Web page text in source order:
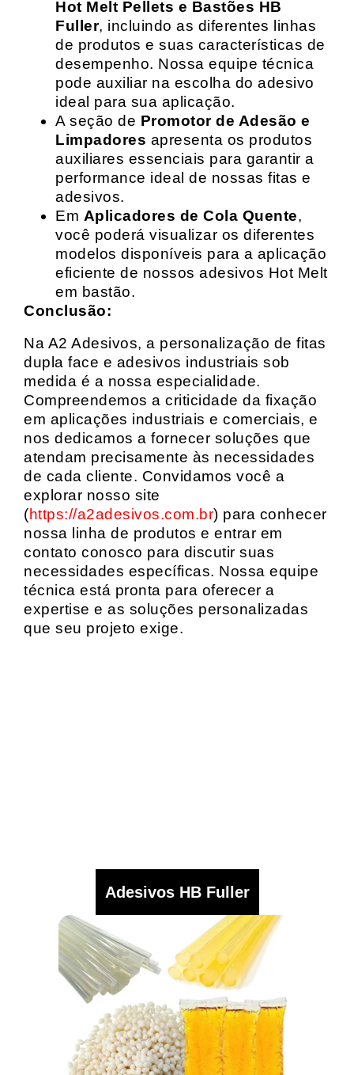
Hot Melt Pellets e Bastões HB
Fuller, incluindo as diferentes linhas
de produtos e suas características de
desempenho. Nossa equipe técnica
pode auxiliar na escolha do adesivo
ideal para sua aplicação.
A seção de Promotor de Adesão e
Limpadores apresenta os produtos
auxiliares essenciais para garantir a
performance ideal de nossas fitas e
adesivos.
Em Aplicadores de Cola Quente,
você poderá visualizar os diferentes
modelos disponíveis para a aplicação
eficiente de nossos adesivos Hot Melt
em bastão.
Conclusão:
Na A2 Adesivos, a personalização de fitas
dupla face e adesivos industriais sob
medida é a nossa especialidade.
Compreendemos a criticidade da fixação
em aplicações industriais e comerciais, e
nos dedicamos a fornecer soluções que
atendam precisamente às necessidades
de cada cliente. Convidamos você a
explorar nosso site
(https://a2adesivos.com.br) para conhecer
nossa linha de produtos e entrar em
contato conosco para discutir suas
necessidades específicas. Nossa equipe
técnica está pronta para oferecer a
expertise e as soluções personalizadas
que seu projeto exige.
Adesivos HB Fuller